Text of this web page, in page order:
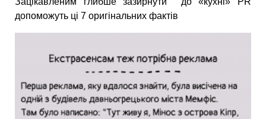
допоможуть ці 7 оригінальних фактів